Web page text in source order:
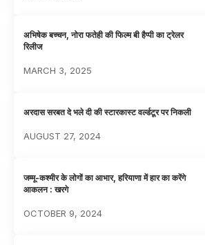
अभिषेक बच्चन, नोरा फतेही की फिल्म बी हैप्पी का ट्रेलर
रिलीज
MARCH 3, 2025
अरदास सरबत दे भले दी की स्टारकास्ट वर्ल्डटूर पर निकली
AUGUST 27, 2024
जम्मू-कश्मीर के लोगों का आभार, हरियाणा में हार का करेंगे
आकलन : खरगे
OCTOBER 9, 2024